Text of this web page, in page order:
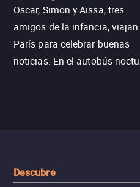
Oscar, Simon y Aïssa, tres
amigos de la infancia, viajan
París para celebrar buenas
noticias. En el autobús
Descubre